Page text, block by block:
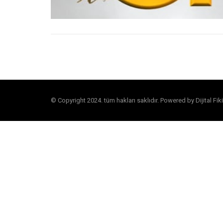
© Copyright 2024. tüm hakları saklıdır. Powered by Dijital